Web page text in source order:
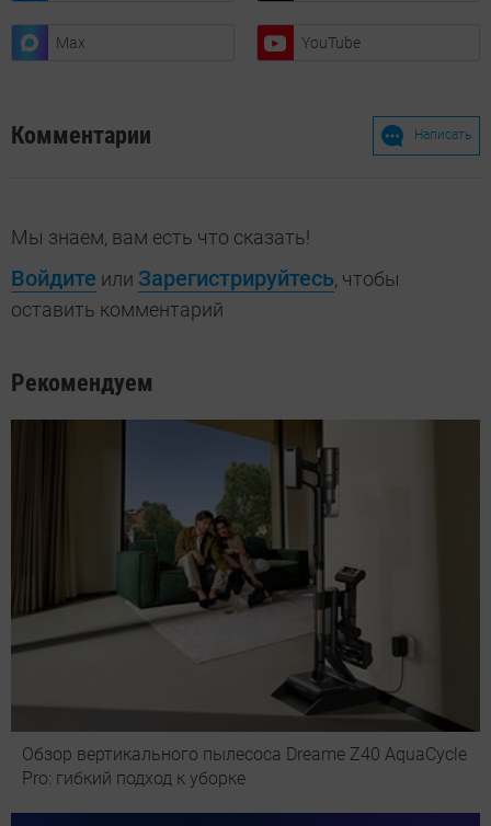
Max YouTube
Комментарии Написать
Мы знаем, вам есть что сказать!
Войдите или Зарегистрируйтесь, чтобы
оставить комментарий
Рекомендуем
Обзор вертикального пылесоса Dreame Z40 AquaCycle
Pro: гибкий подход к уборке